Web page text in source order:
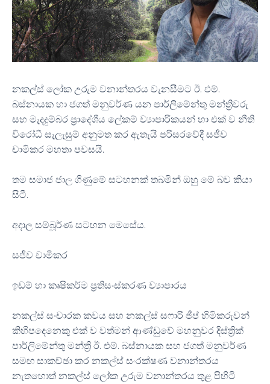
නකල්ස් ලෝක උරුම වනාන්තරය වැනසීමට ඊ. එම්.
බස්නායක හා ජගත් මනුවර්ණ යන පාර්ලිමේන්තු මන්ත්‍රිවරු
සහ මැදදුම්බර ප්‍රාදේශීය ලේකම් ව්‍යාපාරිකයන් හා එක් ව නීති
විරෝධී සැලැසුම් අනුමත කර ඇතැයි පරිසරවේදී සජීව
චාමිකර මහතා පවසයි.
තම සමාජ ජාල ගිණුමේ සටහනක් තබමින් ඔහු මේ බව කියා
සිටී.
අදාල සම්බූර්ණ සටහන මෙසේය.
සජීව චාමිකර
ඉඩම් හා කෘෂිකර්ම ප්‍රතිසංස්කරණ ව්‍යාපාරය
නකල්ස් සංචාරක කවය සහ නකල්ස් සෆාරි ජීප් හිමිකරුවන්
කිහිපදෙනෙකු එක් ව වත්මන් ආණ්ඩුවේ මහනුවර දිස්ත්‍රික්
පාර්ලිමේන්තු මන්ත්‍රි ඊ. එම්. බස්නායක සහ ජගත් මනුවර්ණ
සමඟ සාකච්ඡා කර නකල්ස් සංරක්ෂණ වනාන්තරය
නැතහොත් නකල්ස් ලෝක උරුම වනාන්තරය තුළ පිහිටි